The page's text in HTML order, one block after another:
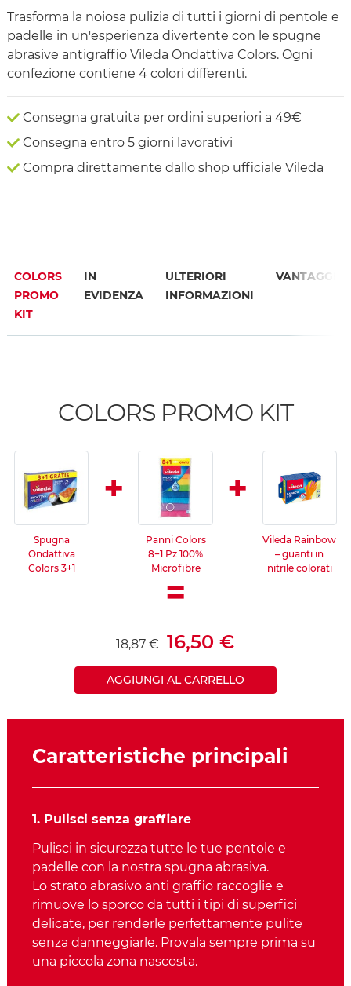
Trasforma la noiosa pulizia di tutti i giorni di pentole e
padelle in un'esperienza divertente con le spugne
abrasive antigraffio Vileda Ondattiva Colors. Ogni
confezione contiene 4 colori differenti.
Consegna gratuita per ordini superiori a 49€
Consegna entro 5 giorni lavorativi
Compra direttamente dallo shop ufficiale Vileda
COLORS
PROMO
KIT
IN
EVIDENZA
ULTERIORI
INFORMAZIONI
VANTAGGI
COLORS PROMO KIT
Spugna
Ondattiva
Colors 3+1
+
Panni Colors
8+1 Pz 100%
Microfibre
+
Vileda Rainbow
– guanti in
nitrile colorati
=
18,87 € 16,50 €
AGGIUNGI AL CARRELLO
Caratteristiche principali
1. Pulisci senza graffiare
Pulisci in sicurezza tutte le tue pentole e
padelle con la nostra spugna abrasiva.
Lo strato abrasivo anti graffio raccoglie e
rimuove lo sporco da tutti i tipi di superfici
delicate, per renderle perfettamente pulite
senza danneggiarle. Provala sempre prima su
una piccola zona nascosta.